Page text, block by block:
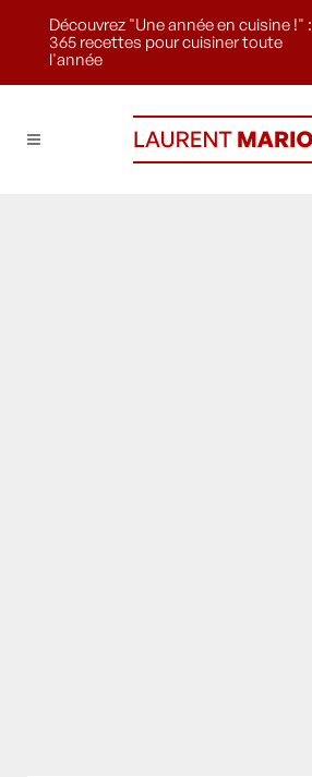
Découvrez "Une année en cuisine !" :
365 recettes pour cuisiner toute
l'année